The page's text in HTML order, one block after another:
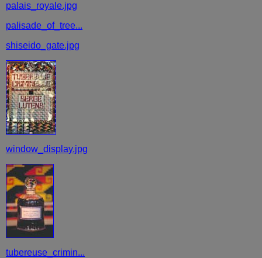
palais_royale.jpg
palisade_of_tree...
shiseido_gate.jpg
window_display.jpg
tubereuse_crimin...